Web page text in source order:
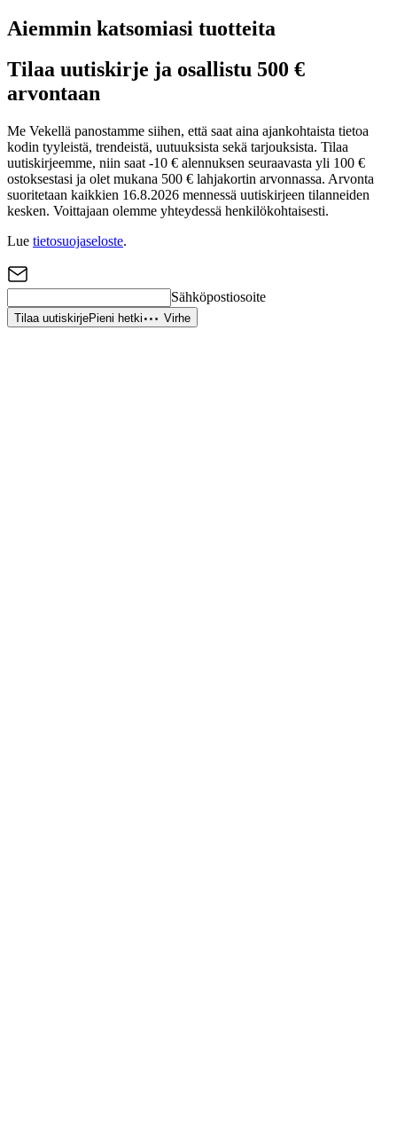
Aiemmin katsomiasi tuotteita
Tilaa uutiskirje ja osallistu 500 €
arvontaan
Me Vekellä panostamme siihen, että saat aina ajankohtaista tietoa
kodin tyyleistä, trendeistä, uutuuksista sekä tarjouksista. Tilaa
uutiskirjeemme, niin saat -10 € alennuksen seuraavasta yli 100 €
ostoksestasi ja olet mukana 500 € lahjakortin arvonnassa. Arvonta
suoritetaan kaikkien 16.8.2026 mennessä uutiskirjeen tilanneiden
kesken. Voittajaan olemme yhteydessä henkilökohtaisesti.
Lue tietosuojaseloste.
Sähköpostiosoite
Tilaa uutiskirjePieni hetki Virhe